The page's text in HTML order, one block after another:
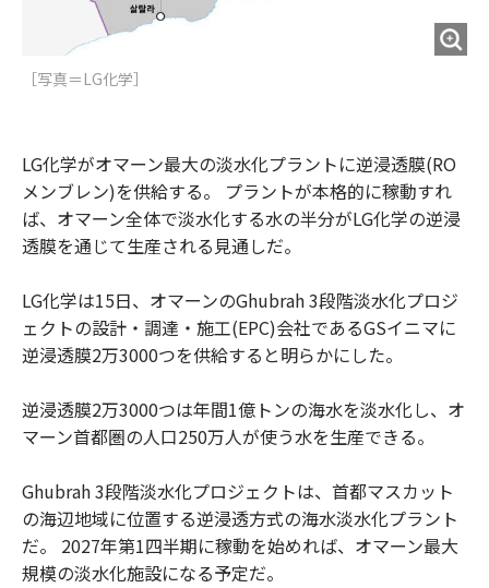
［写真＝LG化学］
LG化学がオマーン最大の淡水化プラントに逆浸透膜(RO
メンブレン)を供給する。 プラントが本格的に稼動すれ
ば、オマーン全体で淡水化する水の半分がLG化学の逆浸
透膜を通じて生産される見通しだ。
LG化学は15日、オマーンのGhubrah 3段階淡水化プロジ
ェクトの設計・調達・施工(EPC)会社であるGSイニマに
逆浸透膜2万3000つを供給すると明らかにした。
逆浸透膜2万3000つは年間1億トンの海水を淡水化し、オ
マーン首都圏の人口250万人が使う水を生産できる。
Ghubrah 3段階淡水化プロジェクトは、首都マスカット
の海辺地域に位置する逆浸透方式の海水淡水化プラント
だ。 2027年第1四半期に稼動を始めれば、オマーン最大
規模の淡水化施設になる予定だ。